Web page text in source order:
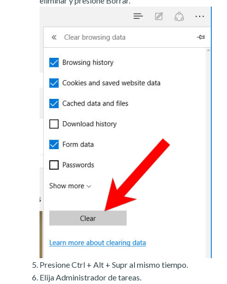
Presione Ctrl + Alt + Supr al mismo tiempo.
Elija Administrador de tareas.